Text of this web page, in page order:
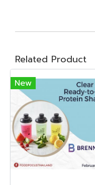
Related Product
New